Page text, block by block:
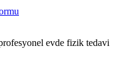
evde fizik tedavi